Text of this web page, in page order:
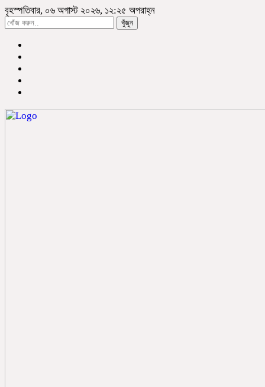
বৃহস্পতিবার, ০৬ অগাস্ট ২০২৬, ১২:২৫ অপরাহ্ন
খুঁজুন